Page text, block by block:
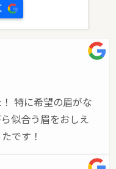
特に希望の眉がな
似合う眉をおしえ
です！